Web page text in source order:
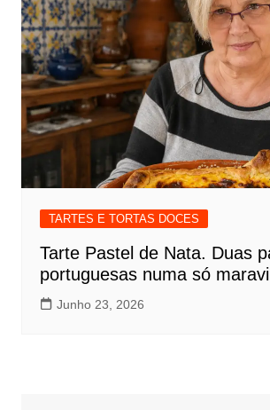
TARTES E TORTAS DOCES
Tarte Pastel de Nata. Duas
portuguesas numa só
Junho 23, 2026